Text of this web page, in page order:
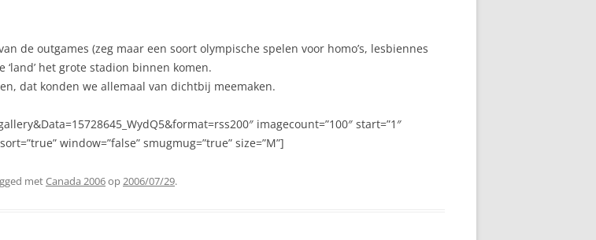
de outgames (zeg maar een soort olympische spelen voor homo’s, lesbiennes
het grote stadion binnen komen.
dat konden we allemaal van dichtbij meemaken.
imagecount=”100″ start=”1″
window=”false” smugmug=”true” size=”M”]
metCanada 2006op2006/07/29.